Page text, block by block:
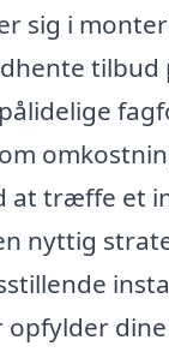
sig i
tilbud
at træffe et
nyttig